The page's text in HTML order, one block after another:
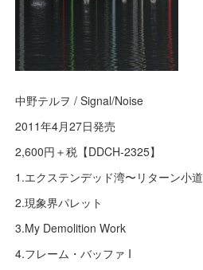
中野テルヲ / Signal/Noise
2011年4月27日発売
2,600円＋税【DDCH-2325】
1.エクステンデッド湾〜リターン小道
2.現象界パレット
3.My Demolition Work
4.フレーム・バッファ I